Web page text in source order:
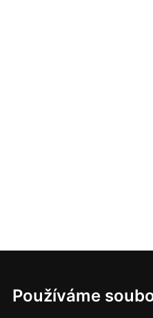
Používáme